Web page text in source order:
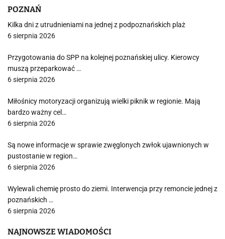
POZNAŃ
Kilka dni z utrudnieniami na jednej z podpoznańskich plaż
6 sierpnia 2026
Przygotowania do SPP na kolejnej poznańskiej ulicy. Kierowcy
muszą przeparkować …
6 sierpnia 2026
Miłośnicy motoryzacji organizują wielki piknik w regionie. Mają
bardzo ważny cel…
6 sierpnia 2026
Są nowe informacje w sprawie zwęglonych zwłok ujawnionych w
pustostanie w region…
6 sierpnia 2026
Wylewali chemię prosto do ziemi. Interwencja przy remoncie jednej z
poznańskich …
6 sierpnia 2026
NAJNOWSZE WIADOMOŚCI